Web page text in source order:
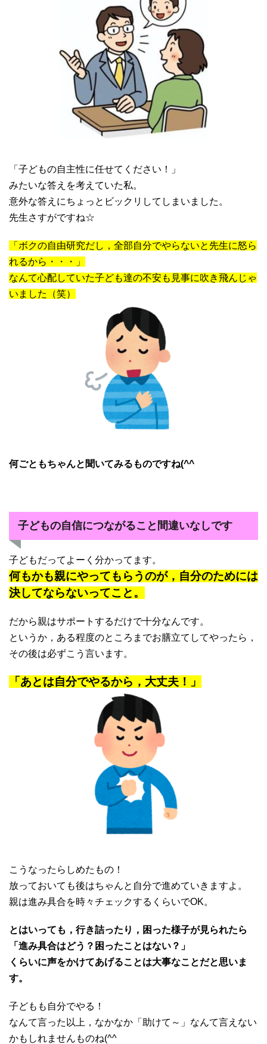
「子どもの自主性に任せてください！」
みたいな答えを考えていた私。
意外な答えにちょっとビックリしてしまいました。
先生さすがですね☆
「ボクの自由研究だし，全部自分でやらないと先生に怒ら
れるから・・・」
なんて心配していた子ども達の不安も見事に吹き飛んじゃ
いました（笑）
何ごともちゃんと聞いてみるものですね(^^
子どもの自信につながること間違いなしです
子どもだってよーく分かってます。
何もかも親にやってもらうのが，自分のためには
決してならないってこと。
だから親はサポートするだけで十分なんです。
というか，ある程度のところまでお膳立てしてやったら，
その後は必ずこう言います。
「あとは自分でやるから，大丈夫！」
こうなったらしめたもの！
放っておいても後はちゃんと自分で進めていきますよ。
親は進み具合を時々チェックするくらいでOK。
とはいっても，行き詰ったり，困った様子が見られたら
「進み具合はどう？困ったことはない？」
くらいに声をかけてあげることは大事なことだと思いま
す。
子どもも自分でやる！
なんて言った以上，なかなか「助けて～」なんて言えない
かもしれませんものね(^^